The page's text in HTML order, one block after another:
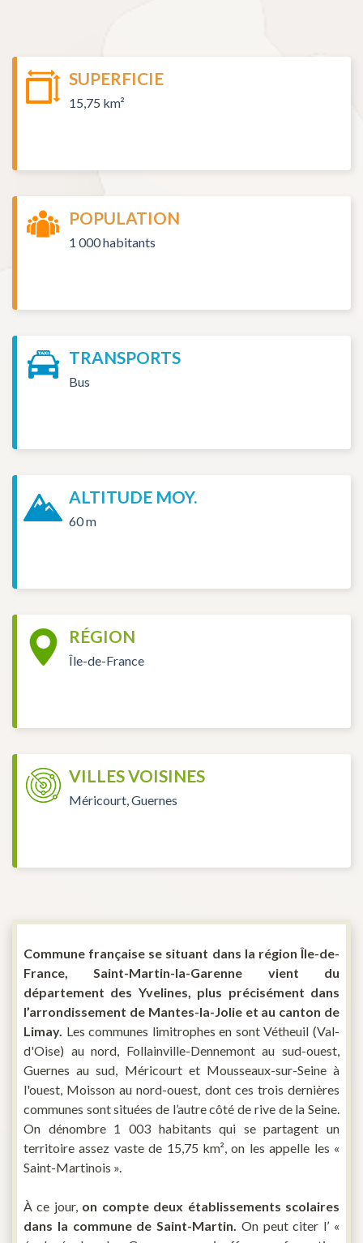
SUPERFICIE
15,75 km²
POPULATION
1 000 habitants
TRANSPORTS
Bus
ALTITUDE MOY.
60 m
RÉGION
Île-de-France
VILLES VOISINES
Méricourt, Guernes
Commune française se situant dans la région Île-de-
France, Saint-Martin-la-Garenne vient du
département des Yvelines, plus précisément dans
l’arrondissement de Mantes-la-Jolie et au canton de
Limay. Les communes limitrophes en sont Vétheuil (Val-
d'Oise) au nord, Follainville-Dennemont au sud-ouest,
Guernes au sud, Méricourt et Mousseaux-sur-Seine à
l'ouest, Moisson au nord-ouest, dont ces trois dernières
communes sont situées de l’autre côté de rive de la Seine.
On dénombre 1 003 habitants qui se partagent un
territoire assez vaste de 15,75 km², on les appelle les «
Saint-Martinois ».
À ce jour, on compte deux établissements scolaires
dans la commune de Saint-Martin. On peut citer l’ «